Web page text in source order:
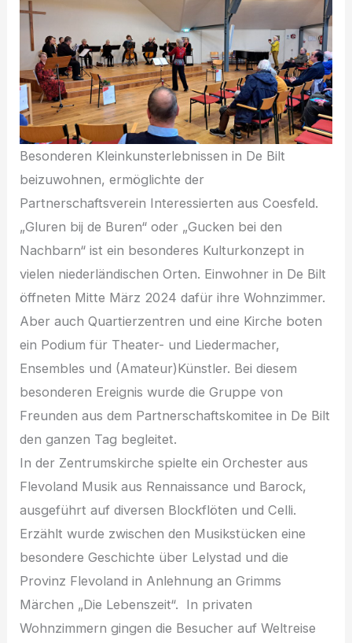
Besonderen Kleinkunsterlebnissen in De Bilt
beizuwohnen, ermöglichte der
Partnerschaftsverein Interessierten aus Coesfeld.
„Gluren bij de Buren“ oder „Gucken bei den
Nachbarn“ ist ein besonderes Kulturkonzept in
vielen niederländischen Orten. Einwohner in De Bilt
öffneten Mitte März 2024 dafür ihre Wohnzimmer.
Aber auch Quartierzentren und eine Kirche boten
ein Podium für Theater- und Liedermacher,
Ensembles und (Amateur)Künstler. Bei diesem
besonderen Ereignis wurde die Gruppe von
Freunden aus dem Partnerschaftskomitee in De Bilt
den ganzen Tag begleitet.
In der Zentrumskirche spielte ein Orchester aus
Flevoland Musik aus Rennaissance und Barock,
ausgeführt auf diversen Blockflöten und Celli.
Erzählt wurde zwischen den Musikstücken eine
besondere Geschichte über Lelystad und die
Provinz Flevoland in Anlehnung an Grimms
Märchen „Die Lebenszeit“. In privaten
Wohnzimmern gingen die Besucher auf Weltreise